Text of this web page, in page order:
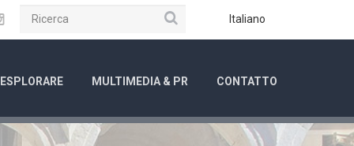
Instagram Italiano
Ricerca
ESPLORARE MULTIMEDIA & PR CONTATTO